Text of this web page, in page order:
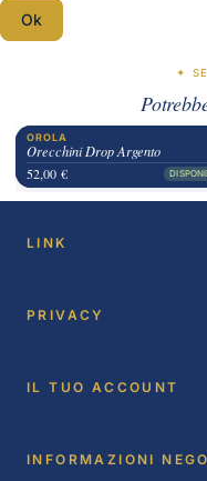
Ok
✦
OROLA
Orecchini Drop Argento
52,00 €
LINK
PRIVACY
IL TUO ACCOUNT
INFORMAZIONI